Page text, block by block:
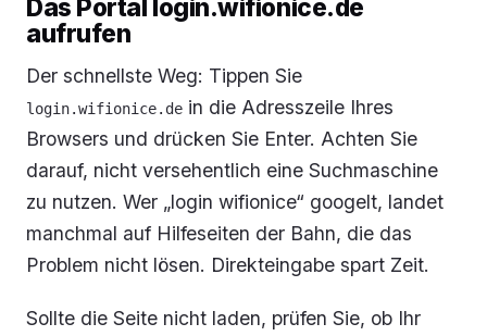
Das Portal login.wifionice.de
aufrufen
Der schnellste Weg: Tippen Sie
login.wifionice.de in die Adresszeile Ihres
Browsers und drücken Sie Enter. Achten Sie
darauf, nicht versehentlich eine Suchmaschine
zu nutzen. Wer „login wifionice“ googelt, landet
manchmal auf Hilfeseiten der Bahn, die das
Problem nicht lösen. Direkteingabe spart Zeit.
Sollte die Seite nicht laden, prüfen Sie, ob Ihr